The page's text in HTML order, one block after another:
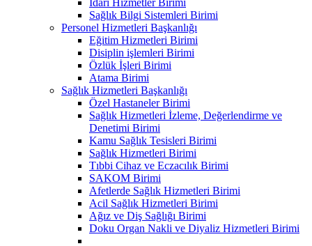
Sağlık Bilgi Sistemleri Birimi
Personel Hizmetleri Başkanlığı
Eğitim Hizmetleri Birimi
Disiplin işlemleri Birimi
Özlük İşleri Birimi
Atama Birimi
Sağlık Hizmetleri Başkanlığı
Özel Hastaneler Birimi
Sağlık Hizmetleri İzleme, Değerlendirme ve
Denetimi Birimi
Kamu Sağlık Tesisleri Birimi
Sağlık Hizmetleri Birimi
Tıbbi Cihaz ve Eczacılık Birimi
SAKOM Birimi
Afetlerde Sağlık Hizmetleri Birimi
Acil Sağlık Hizmetleri Birimi
Ağız ve Diş Sağlığı Birimi
Doku Organ Nakli ve Diyaliz Hizmetleri Birimi